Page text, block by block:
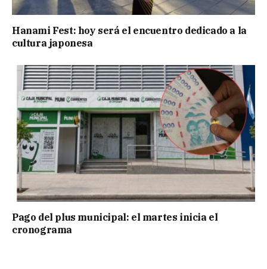
Hanami Fest: hoy será el encuentro dedicado a la
cultura japonesa
Pago del plus municipal: el martes inicia el
cronograma